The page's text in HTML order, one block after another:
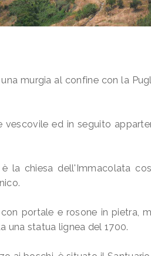
murgia al confine con la
vescovile ed in seguito
la chiesa dell'Immacolata
portale e rosone in pietra,
una statua lignea del 1700.